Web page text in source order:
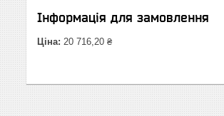
Інформація для замовлення
Ціна: 20 716,20 ₴